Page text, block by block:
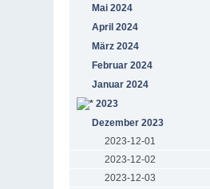
Mai 2024
April 2024
März 2024
Februar 2024
Januar 2024
2023
Dezember 2023
2023-12-01
2023-12-02
2023-12-03